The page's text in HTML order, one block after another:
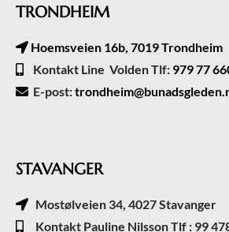
TRONDHEIM
Hoemsveien 16b, 7019 Trondheim
Kontakt Line Volden Tlf: 979 77
E-post:
STAVANGER
Mostølveien 34, 4027 Stavanger
Kontakt Pauline Nilsson Tlf : 99